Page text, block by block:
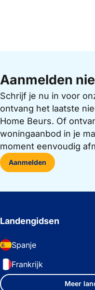
Aanmelden
Schrijf je nu in voor
ontvang het laatste
Home Beurs. Of
woningaanbod in je
moment eenvoudig
Aanmelden
Landengidsen
Spanje
Frankrijk
Meer